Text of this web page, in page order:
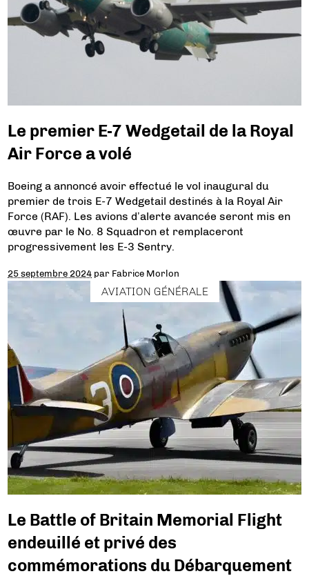
Le premier E-7 Wedgetail de la Royal
Air Force a volé
Boeing a annoncé avoir effectué le vol inaugural du
premier de trois E-7 Wedgetail destinés à la Royal Air
Force (RAF). Les avions d’alerte avancée seront mis en
œuvre par le No. 8 Squadron et remplaceront
progressivement les E-3 Sentry.
25 septembre 2024 par Fabrice Morlon
AVIATION GÉNÉRALE
Le Battle of Britain Memorial Flight
endeuillé et privé des
commémorations du Débarquement